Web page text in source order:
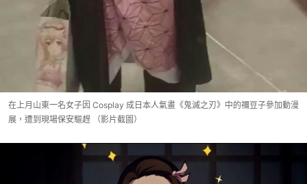
在上月山東一名女子因 Cosplay 成日本人氣畫《鬼滅之刃》中的禰豆子參加動漫
展，遭到現場保安驅趕 （影片截圖）